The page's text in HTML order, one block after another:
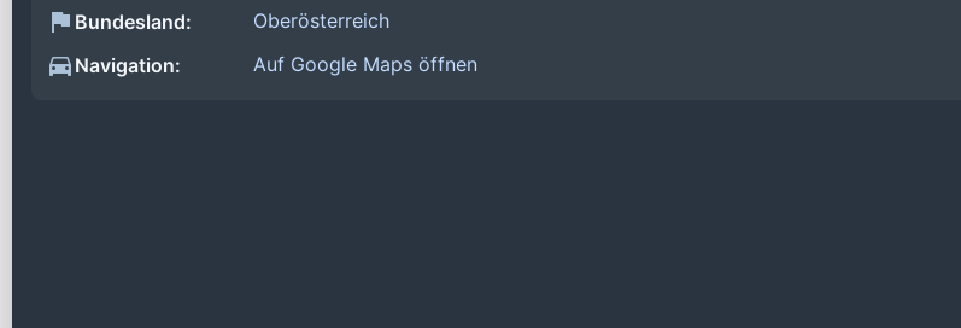
Bundesland:
Oberösterreich
Navigation:
Auf Google Maps öffnen